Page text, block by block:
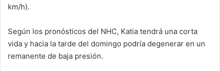
km/h).
Según los pronósticos del NHC, Katia tendrá una corta
vida y hacia la tarde del domingo podría degenerar en un
remanente de baja presión.